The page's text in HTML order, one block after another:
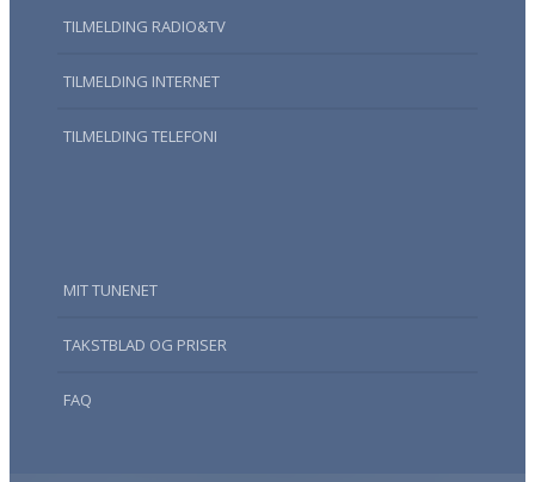
TILMELDING RADIO&TV
TILMELDING INTERNET
TILMELDING TELEFONI
MIT TUNENET
TAKSTBLAD OG PRISER
FAQ